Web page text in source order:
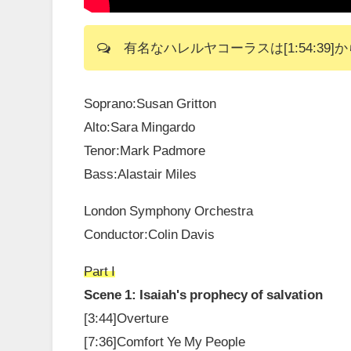
有名なハレルヤコーラスは[1:54:39]か
Soprano:Susan Gritton
Alto:Sara Mingardo
Tenor:Mark Padmore
Bass:Alastair Miles
London Symphony Orchestra
Conductor:Colin Davis
Part I
Scene 1: Isaiah's prophecy of salvation
[3:44]Overture
[7:36]Comfort Ye My People